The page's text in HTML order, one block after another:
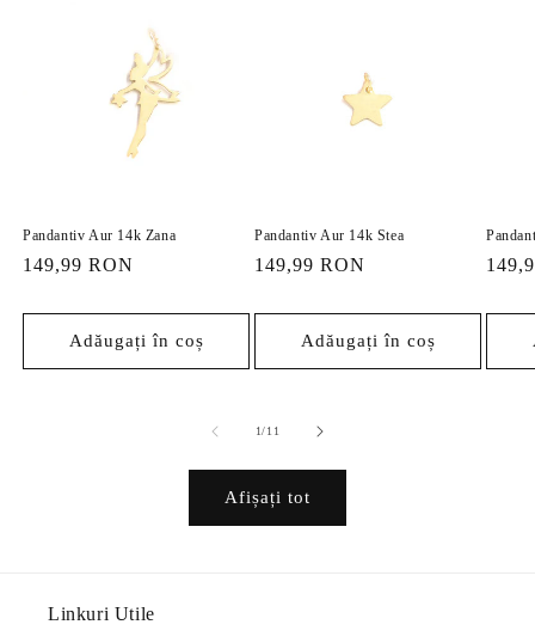
Pandantiv Aur 14k Zana
Preț
149,99 RON
Adăugați în coș
Pandantiv Aur 14k Stea
Preț
149,99 RON
Adăugați în coș
Preț
1/din
11
Afișați tot
Linkuri Utile